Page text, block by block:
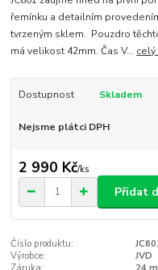
řemínku a detailním
tvrzeným sklem. Pouzdro
má velikost 42mm. Čas V...
Dostupnost Skladem
Nejsme plátci DPH
2 990 Kč/ks
Přidat
Číslo produktu:
Výrobce:
JVD